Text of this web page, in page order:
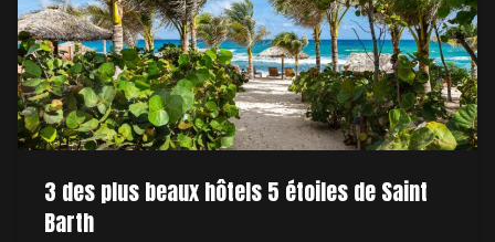
3 des plus beaux hôtels 5 étoiles de Saint
Barth